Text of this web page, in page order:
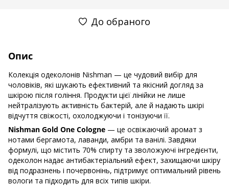
До обраного
Опис
Колекція одеколонів Nishman — це чудовий вибір для
чоловіків, які шукають ефективний та якісний догляд за
шкірою після гоління. Продукти цієї лінійки не лише
нейтралізують активність бактерій, але й надають шкірі
відчуття свіжості, охолоджуючи і тонізуючи її.
Nishman Gold One Cologne — це освіжаючий аромат з
нотами бергамота, лаванди, амбри та ванілі. Завдяки
формулі, що містить 70% спирту та зволожуючі інгредієнти,
одеколон надає антибактеріальний ефект, захищаючи шкіру
від подразнень і почервонінь, підтримує оптимальний рівень
вологи та підходить для всіх типів шкіри.